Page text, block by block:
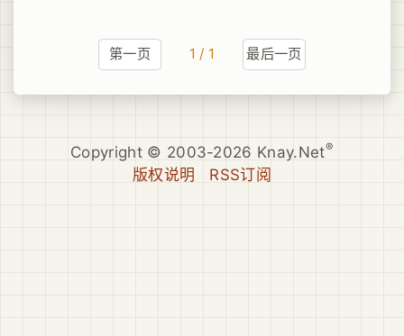
第一页 1 / 1 最后一页
Copyright © 2003-2026 Knay.Net®
版权说明 RSS订阅